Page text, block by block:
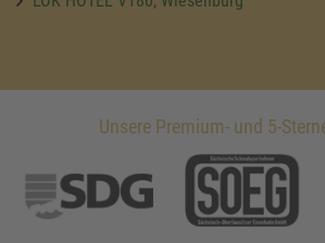
Unsere Premium- und 5-